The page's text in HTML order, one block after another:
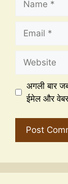
अगली बार
ईमेल और